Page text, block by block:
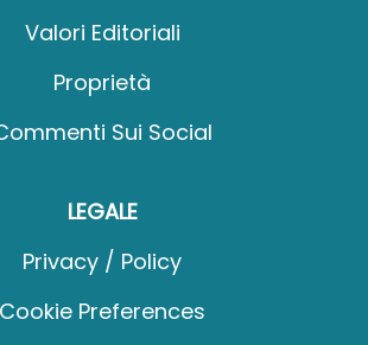
Valori Editoriali
Proprietà
Sui Social
LEGALE
Privacy / Policy
Cookie Preferences